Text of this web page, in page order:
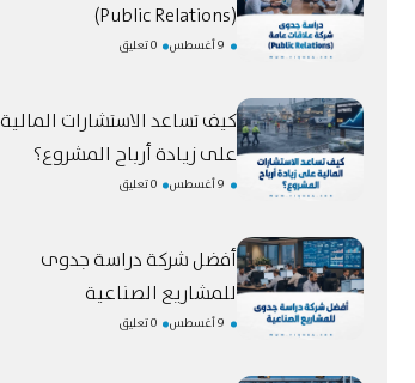
(Public Relations)
9 أغسطس 0 تعليق
كيف تساعد الاستشارات المالية
على زيادة أرباح المشروع؟
9 أغسطس 0 تعليق
أفضل شركة دراسة جدوى
للمشاريع الصناعية
9 أغسطس 0 تعليق